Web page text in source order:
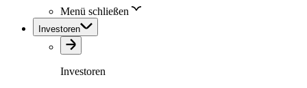
Menü schließen
Investoren
Investoren